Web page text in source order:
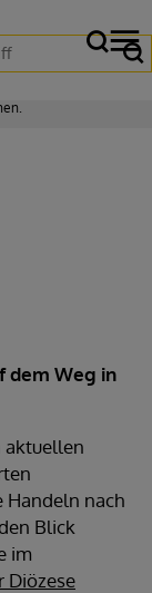
dem Weg in
aktuellen
Handeln nach
Blick
im
Diözese